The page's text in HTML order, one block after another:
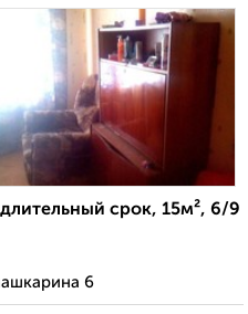
срок, 15м², 6/9
6